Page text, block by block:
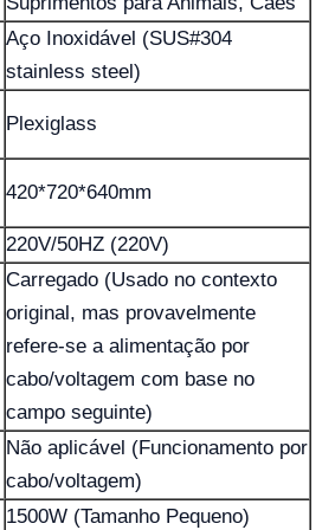
Aço Inoxidável (SUS#304
stainless steel)
Plexiglass
420*720*640mm
220V/50HZ (220V)
Carregado (Usado no contexto
original, mas provavelmente
refere-se a alimentação por
cabo/voltagem com base no
campo seguinte)
Não aplicável (Funcionamento por
cabo/voltagem)
1500W (Tamanho Pequeno)